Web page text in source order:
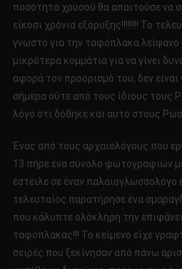
ποσότητα χρυσού θα απαιτούσε να
είκοσι χρόνια εξόρυξης!!!!!!!! Το
γνωστό για την ταφόπλακα λείψανο
μικρότερα κομμάτια για να γίνει
αφορά τον προορισμό του, δεν
σήμερα ούτε από τους ίδιους τους
λόγο ότι δόθηκε και αυτό στους
Ένας από τους αρχαιολόγους που
13 πήρε ένα σύνολο φωτογραφιών
έστειλε σε έναν παλαιογλωσσολόγο
τελευταίος παρατήρησε ένα
που κάλυπτε ολόκληρη την
ταφόπλακας!!! Το κείμενο είχε
σειρές που ξεκίνησαν από πάνω